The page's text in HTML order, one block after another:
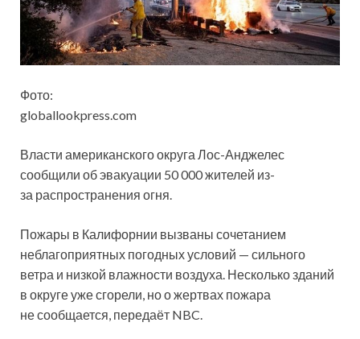
Фото:
globallookpress.com
Власти американского округа Лос-Анджелес
сообщили об эвакуации 50 000 жителей из-
за распространения огня.
Пожары в Калифорнии вызваны сочетанием
неблагоприятных погодных условий — сильного
ветра и низкой влажности воздуха. Несколько зданий
в округе уже сгорели, но о жертвах пожара
не сообщается, передаёт NBC.